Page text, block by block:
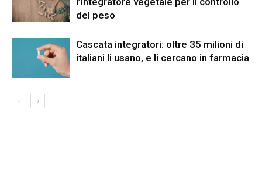
del peso
Cascata integratori: oltre 35 milioni di
italiani li usano, e li cercano in farmacia